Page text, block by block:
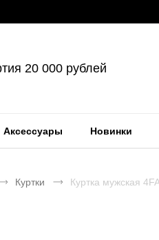
20 000 рублей
Аксессуары Новинки
Куртки Куртка мужская